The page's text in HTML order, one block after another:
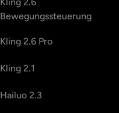
Bewegungssteuerung
Kling 2.6 Pro
Kling 2.1
Hailuo 2.3